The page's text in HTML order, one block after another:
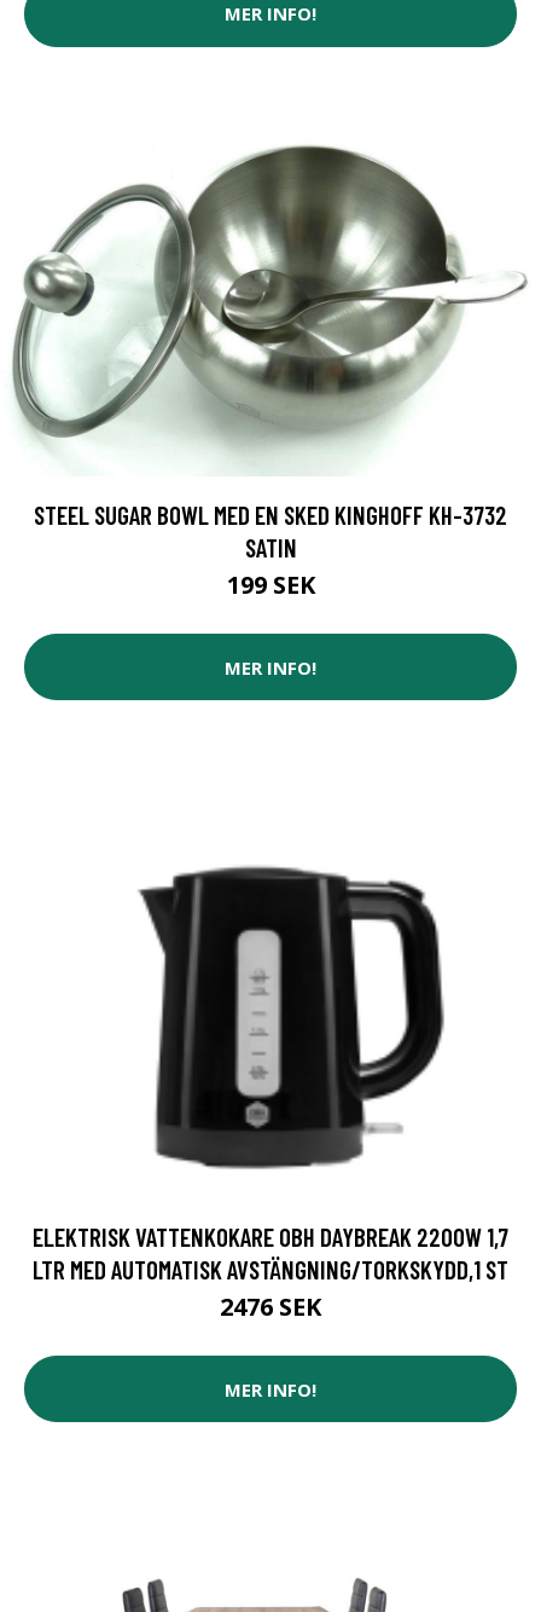
MER INFO!
STEEL SUGAR BOWL MED EN SKED KINGHOFF KH-3732
SATIN
199 SEK
MER INFO!
ELEKTRISK VATTENKOKARE OBH DAYBREAK 2200W 1,7
LTR MED AUTOMATISK AVSTÄNGNING/TORKSKYDD,1 ST
2476 SEK
MER INFO!